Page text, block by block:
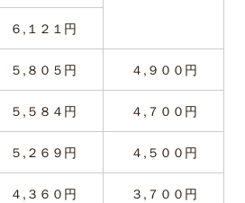
６,１２１円
５,８０５円 ４,９００円
５,５８４円 ４,７００円
５,２６９円 ４,５００円
４,３６０円 ３,７００円